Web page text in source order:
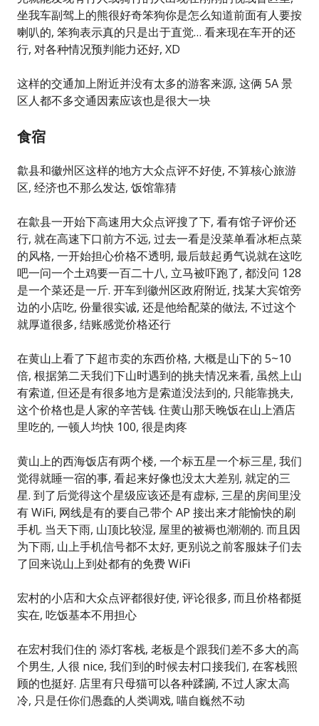
坐我车副驾上的熊很好奇笨狗你是怎么知道前面有人要按
喇叭的, 笨狗表示真的只是出于直觉… 看来现在车开的还
行, 对各种情况预判能力还好, XD
这样的交通加上附近并没有太多的游客来源, 这俩 5A 景
区人都不多交通因素应该也是很大一块
食宿
歙县和徽州区这样的地方大众点评不好使, 不算核心旅游
区, 经济也不那么发达, 饭馆靠猜
在歙县一开始下高速用大众点评搜了下, 看有馆子评价还
行, 就在高速下口前方不远, 过去一看是没菜单看冰柜点菜
的风格, 一开始担心价格不透明, 最后鼓起勇气说就在这吃
吧一问一个土鸡要一百二十八, 立马被吓跑了, 都没问 128
是一个菜还是一斤. 开车到徽州区政府附近, 找某大宾馆旁
边的小店吃, 份量很实诚, 还是他给配菜的做法, 不过这个
就厚道很多, 结账感觉价格还行
在黄山上看了下超市卖的东西价格, 大概是山下的 5~10
倍, 根据第二天我们下山时遇到的挑夫情况来看, 虽然上山
有索道, 但还是有很多地方是索道没法到的, 只能靠挑夫,
这个价格也是人家的辛苦钱. 住黄山那天晚饭在山上酒店
里吃的, 一顿人均快 100, 很是肉疼
黄山上的西海饭店有两个楼, 一个标五星一个标三星, 我们
觉得就睡一宿的事, 看起来好像也没太大差别, 就定的三
星. 到了后觉得这个星级应该还是有虚标, 三星的房间里没
有 WiFi, 网线是有的要自己带个 AP 接出来才能愉快的刷
手机. 当天下雨, 山顶比较湿, 屋里的被褥也潮潮的. 而且因
为下雨, 山上手机信号都不太好, 更别说之前客服妹子们去
了回来说山上到处都有的免费 WiFi
宏村的小店和大众点评都很好使, 评论很多, 而且价格都挺
实在, 吃饭基本不用担心
在宏村我们住的 添灯客栈, 老板是个跟我们差不多大的高
个男生, 人很 nice, 我们到的时候去村口接我们, 在客栈照
顾的也挺好. 店里有只母猫可以各种蹂躏, 不过人家太高
冷, 只是任你们愚蠢的人类调戏, 喵自巍然不动